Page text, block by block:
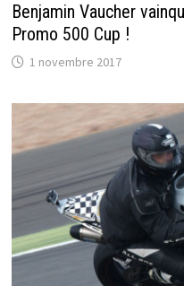
Benjamin Vaucher
Promo 500 Cup !
1 novembre 2017